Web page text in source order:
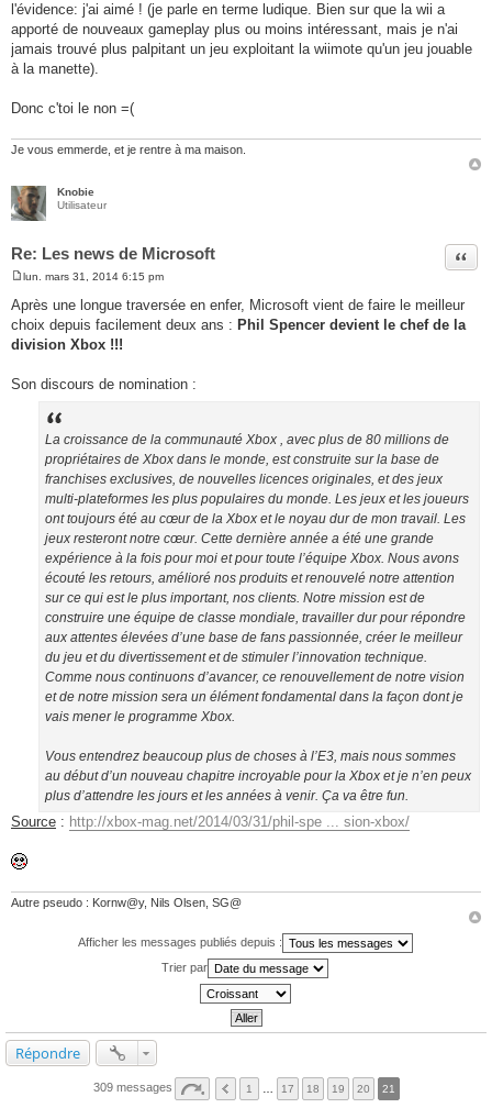
l'évidence: j'ai aimé ! (je parle en terme ludique. Bien sur que la wii a
apporté de nouveaux gameplay plus ou moins intéressant, mais je n'ai
jamais trouvé plus palpitant un jeu exploitant la wiimote qu'un jeu jouable
à la manette).
Donc c'toi le non =(
Je vous emmerde, et je rentre à ma maison.
Knobie
Utilisateur
Re: Les news de Microsoft Citer
s
s
g
lun. mars 31, 2014 6:15 pm
Après une longue traversée en enfer, Microsoft vient de faire le meilleur
choix depuis facilement deux ans : Phil Spencer devient le chef de la
division Xbox !!!
Son discours de nomination :
La croissance de la communauté Xbox , avec plus de 80 millions de
propriétaires de Xbox dans le monde, est construite sur la base de
franchises exclusives, de nouvelles licences originales, et des jeux
multi-plateformes les plus populaires du monde. Les jeux et les joueurs
ont toujours été au cœur de la Xbox et le noyau dur de mon travail. Les
jeux resteront notre cœur. Cette dernière année a été une grande
expérience à la fois pour moi et pour toute l’équipe Xbox. Nous avons
écouté les retours, amélioré nos produits et renouvelé notre attention
sur ce qui est le plus important, nos clients. Notre mission est de
construire une équipe de classe mondiale, travailler dur pour répondre
aux attentes élevées d’une base de fans passionnée, créer le meilleur
du jeu et du divertissement et de stimuler l’innovation technique.
Comme nous continuons d’avancer, ce renouvellement de notre vision
et de notre mission sera un élément fondamental dans la façon dont je
vais mener le programme Xbox.
Vous entendrez beaucoup plus de choses à l’E3, mais nous sommes
au début d’un nouveau chapitre incroyable pour la Xbox et je n’en peux
plus d’attendre les jours et les années à venir. Ça va être fun.
Source : http://xbox-mag.net/2014/03/31/phil-spe ... sion-xbox/
Autre pseudo : Kornw@y, Nils Olsen, SG@
Afficher les messages publiés depuis :
Trier par
Répondre
309 messages 1 17 18 19 20 21